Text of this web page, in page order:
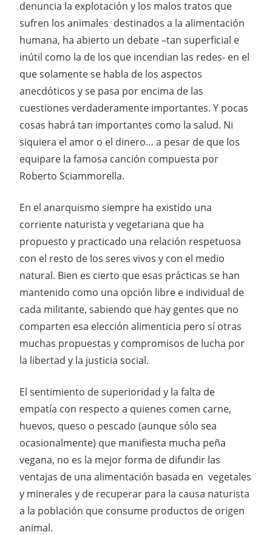
denuncia la explotación y los malos tratos que
sufren los animales destinados a la alimentación
humana, ha abierto un debate –tan superficial e
inútil como la de los que incendian las redes- en el
que solamente se habla de los aspectos
anecdóticos y se pasa por encima de las
cuestiones verdaderamente importantes. Y pocas
cosas habrá tan importantes como la salud. Ni
siquiera el amor o el dinero… a pesar de que los
equipare la famosa canción compuesta por
Roberto Sciammorella.
En el anarquismo siempre ha existido una
corriente naturista y vegetariana que ha
propuesto y practicado una relación respetuosa
con el resto de los seres vivos y con el medio
natural. Bien es cierto que esas prácticas se han
mantenido como una opción libre e individual de
cada militante, sabiendo que hay gentes que no
comparten esa elección alimenticia pero sí otras
muchas propuestas y compromisos de lucha por
la libertad y la justicia social.
El sentimiento de superioridad y la falta de
empatía con respecto a quienes comen carne,
huevos, queso o pescado (aunque sólo sea
ocasionalmente) que manifiesta mucha peña
vegana, no es la mejor forma de difundir las
ventajas de una alimentación basada en vegetales
y minerales y de recuperar para la causa naturista
a la población que consume productos de origen
animal.